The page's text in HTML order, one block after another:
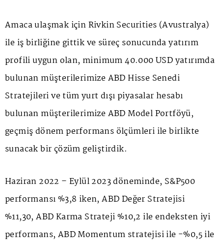
Amaca ulaşmak için Rivkin Securities (Avustralya)
ile iş birliğine gittik ve süreç sonucunda yatırım
profili uygun olan, minimum 40.000 USD yatırımda
bulunan müşterilerimize ABD Hisse Senedi
Stratejileri ve tüm yurt dışı piyasalar hesabı
bulunan müşterilerimize ABD Model Portföyü,
geçmiş dönem performans ölçümleri ile birlikte
sunacak bir çözüm geliştirdik.
Haziran 2022 – Eylül 2023 döneminde, S&P500
performansı %3,8 iken, ABD Değer Stratejisi
%11,30, ABD Karma Strateji %10,2 ile endeksten iyi
performans, ABD Momentum stratejisi ile -%0,5 ile